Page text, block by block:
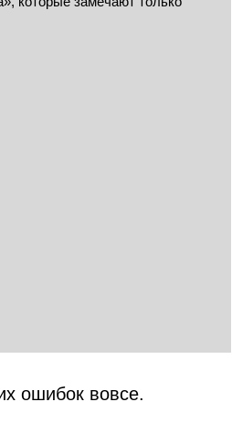
ошибок вовсе.